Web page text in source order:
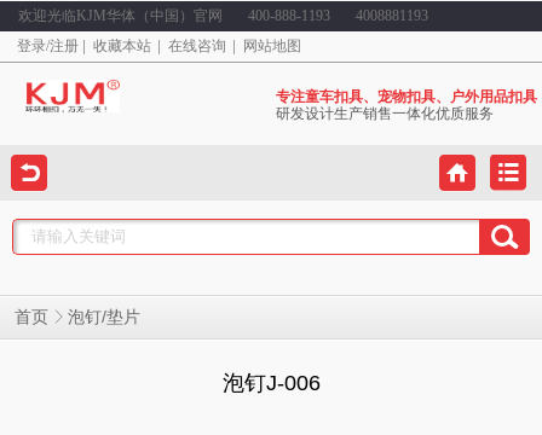
欢迎光临KJM华体（中国）官网 400-888-1193
4008881193
登录/注册 收藏本站 在线咨询 网站地图
专注童车扣具、宠物扣具、户外用品扣具
研发设计生产销售一体化优质服务
首页 泡钉/垫片
泡钉J-006